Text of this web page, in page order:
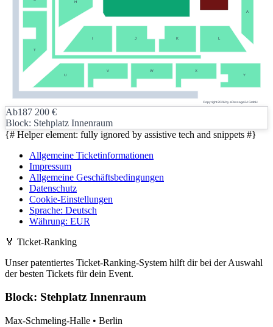
H
I J K L
A
T
U
V W X
Y
Copyright 2026 by ePassage24 GmbH
Ab187 200 €
Block: Stehplatz Innenraum
{# Helper element: fully ignored by assistive tech and snippets #}
Allgemeine Ticketinformationen
Impressum
Allgemeine Geschäftsbedingungen
Datenschutz
Cookie-Einstellungen
Sprache: Deutsch
Währung: EUR
🏅 Ticket-Ranking
Unser patentiertes Ticket-Ranking-System hilft dir bei der Auswahl
der besten Tickets für dein Event.
Block: Stehplatz Innenraum
Max-Schmeling-Halle • Berlin